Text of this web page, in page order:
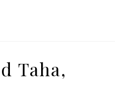
Taha,